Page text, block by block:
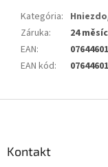
Kategória:
Záruka:
24
EAN:
EAN kód:
Kontakt